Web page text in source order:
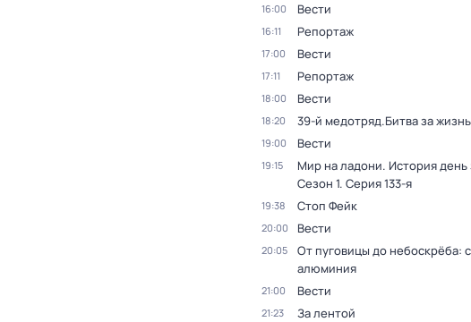
16:00 Вести
16:11 Репортаж
17:00 Вести
17:11 Репортаж
18:00 Вести
18:20 39-й медотряд.Битва за жизнь
19:00 Вести
19:15 Мир на ладони. История день
Сезон 1. Серия 133-я
19:38 Стоп Фейк
20:00 Вести
20:05
От пуговицы до небоскрёба:
алюминия
21:00 Вести
21:23 За лентой